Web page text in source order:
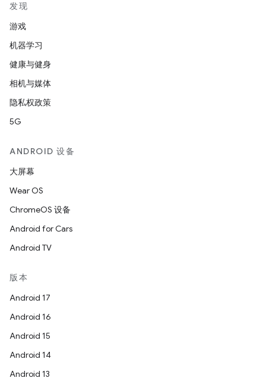
发现
游戏
机器学习
健康与健身
相机与媒体
隐私权政策
5G
ANDROID 设备
大屏幕
Wear OS
ChromeOS 设备
Android for Cars
Android TV
版本
Android 17
Android 16
Android 15
Android 14
Android 13